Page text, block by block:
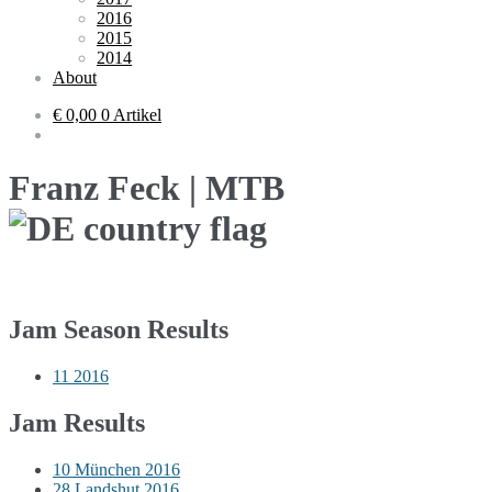
2016
2015
2014
About
€ 0,00 0 Artikel
Franz Feck | MTB
Jam Season Results
11 2016
Jam Results
10 München 2016